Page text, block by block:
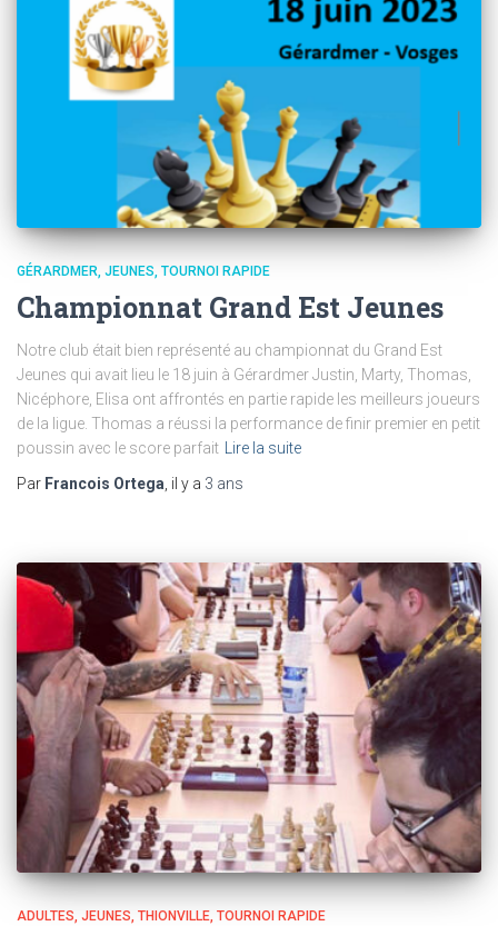
GÉRARDMER JEUNES TOURNOI RAPIDE
Championnat Grand Est Jeunes
Notre club était bien représenté au championnat du Grand Est
Jeunes qui avait lieu le 18 juin à Gérardmer Justin, Marty, Thomas,
Nicéphore, Elisa ont affrontés en partie rapide les meilleurs joueurs
de la ligue. Thomas a réussi la performance de finir premier en petit
poussin avec le score parfait Lire la suite
Par Francois Ortega, il y a 3 ans
ADULTES JEUNES THIONVILLE TOURNOI RAPIDE